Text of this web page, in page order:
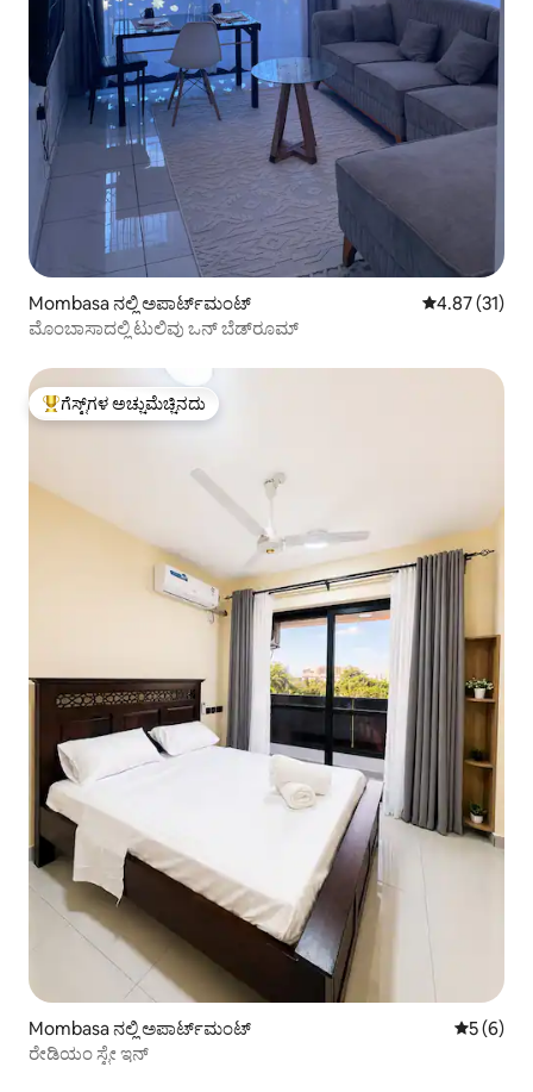
Mombasa ನಲ್ಲಿ ಅಪಾರ್ಟ್‌ಮಂಟ್ 5 ರಲ್ಲಿ 4.87
4.87 (31)
ಮೊಂಬಾಸಾದಲ್ಲಿ ಟುಲಿವು ಒನ್ ಬೆಡ್‌ರೂಮ್
ಗೆಸ್ಟ್‌ಗಳಿಗೆ ಅತಿ ಹೆಚ್ಚು ಅಚ್ಚುಮೆಚ್ಚಿನದು
ಗೆಸ್ಟ್‌ಗಳ ಅಚ್ಚುಮೆಚ್ಚಿನದು
Mombasa ನಲ್ಲಿ ಅಪಾರ್ಟ್‌ಮಂಟ್ 5 ರಲ್ಲಿ 5
5 (6)
ರೇಡಿಯಂ ಸ್ಟೇ ಇನ್